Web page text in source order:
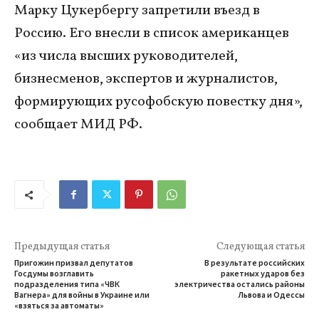
Марку Цукербергу запретили въезд в
Россию. Его внесли в список американцев
«из числа высших руководителей,
бизнесменов, экспертов и журналистов,
формирующих русофобскую повестку дня»,
сообщает МИД РФ.
Предыдущая статья
Пригожин призвал депутатов
Госдумы возглавить
подразделения типа «ЧВК
Вагнера» для войны в Украине или
«взяться за автоматы»
Следующая статья
В результате российских
ракетных ударов без
электричества остались районы
Львова и Одессы